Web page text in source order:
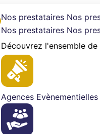
Nos prestataires Nos
Nos prestataires Nos
Découvrez l'ensemble
Agences Evènementielles